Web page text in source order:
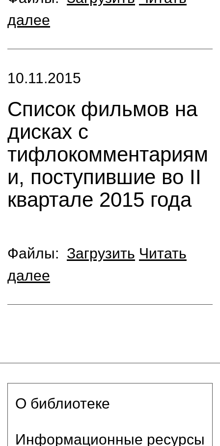
далее
10.11.2015
Список фильмов на
дисках с
тифлокомментариям
и, поступившие во II
квартале 2015 года
Файлы: Загрузить Читать
далее
О библиотеке
Информационные ресурсы